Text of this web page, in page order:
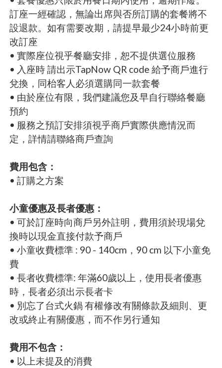
訂座一經確認，無論出席與否所訂購的套餐將不
設退款。如有需要改期，請提早最少24小時前更
改訂座
• 實際座位視乎餐廳安排，恕不提供選位服務
• 入座時 請出示TapNow QR code 給予商戶進行
兌換，同枱客人必須選購同一款套餐
• 由於座位有限，我們建議您及早自行聯絡餐廳
預約
• 服務之預訂安排須視乎商戶實際供應情況而
定，詳情請聯絡商戶查詢
費用包含：
• 訂購之方案
小童優惠及長者優惠：
• 可於訂座時向商⼾另外註明，費⽤須於現場兌
換時以現金直接付款予商戶
• 小童收費標準 : 90 - 140cm，90 cm 以下小童免
費
• 長者收費標準: 年滿60歲以上，使用長者優惠
時，長者必須出示長者卡
• 別忘了台式火鍋 有權修改有關條款及細則、更
改或終止有關優惠，而不作另行通知
費用不包含：
• 以上未提及的消費